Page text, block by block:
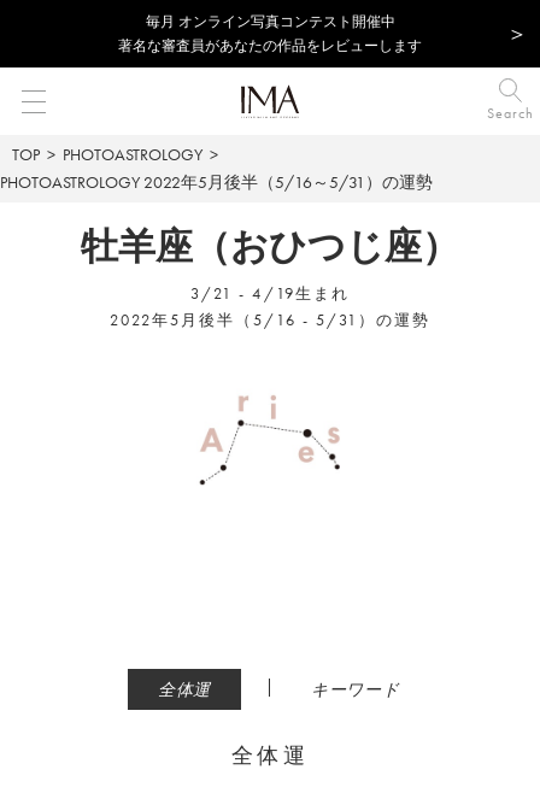
毎⽉ オンライン写真コンテスト開催中
著名な審査員があなたの作品をレビューします
Search
TOP
PHOTOASTROLOGY
PHOTOASTROLOGY 2022年5月後半（5/16～5/31）の運勢
牡羊座（おひつじ座）
3/21 - 4/19生まれ
2022年5月後半（5/16 - 5/31）の運勢
全体運 | キーワード
全体運